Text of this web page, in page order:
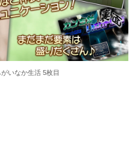
いなか生活 5枚目